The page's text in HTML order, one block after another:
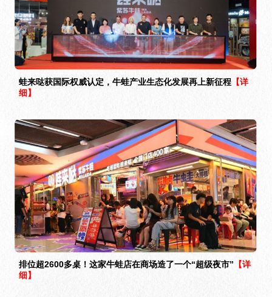
蛙来哒获国际权威认定，牛蛙产业生态化发展再上新征程 【详
细】
排位超2600多桌！这家牛蛙店在商场造了一个“超级夜市” 【详
细】